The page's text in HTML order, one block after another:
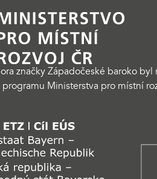
značky Západočeské baroko
Ministerstva pro místní